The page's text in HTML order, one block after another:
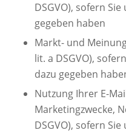
DSGVO), sofern
gegeben haben
Markt- und
lit. a DSGVO),
dazu gegeben
Nutzung Ihrer E-
Marketingzwecke,
DSGVO), sofern